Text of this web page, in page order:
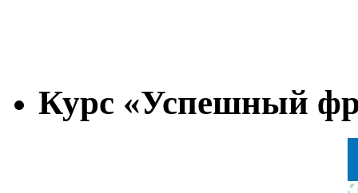
Курс «Успешный